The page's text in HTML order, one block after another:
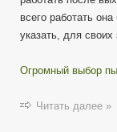
всего работать
указать, для своих
Огромный выбор
Читать далее »